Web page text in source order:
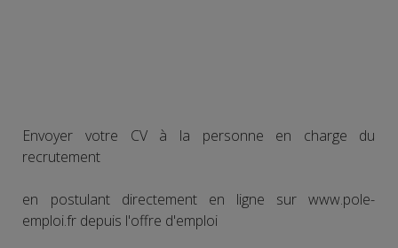
Envoyer votre CV à la personne en charge du
recrutement
en postulant directement en ligne sur www.pole-
emploi.fr depuis l'offre d'emploi